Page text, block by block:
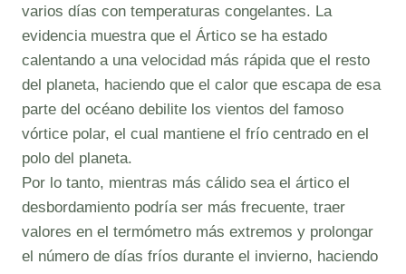
varios días con temperaturas congelantes. La
evidencia muestra que el Ártico se ha estado
calentando a una velocidad más rápida que el resto
del planeta, haciendo que el calor que escapa de esa
parte del océano debilite los vientos del famoso
vórtice polar, el cual mantiene el frío centrado en el
polo del planeta.
Por lo tanto, mientras más cálido sea el ártico el
desbordamiento podría ser más frecuente, traer
valores en el termómetro más extremos y prolongar
el número de días fríos durante el invierno, haciendo